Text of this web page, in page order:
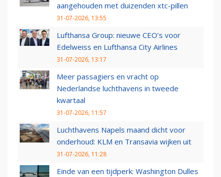
aangehouden met duizenden xtc-pillen
31-07-2026, 13:55
Lufthansa Group: nieuwe CEO’s voor
Edelweiss en Lufthansa City Airlines
31-07-2026, 13:17
Meer passagiers en vracht op
Nederlandse luchthavens in tweede
kwartaal
31-07-2026, 11:57
Luchthavens Napels maand dicht voor
onderhoud: KLM en Transavia wijken uit
31-07-2026, 11:28
Einde van een tijdperk: Washington Dulles